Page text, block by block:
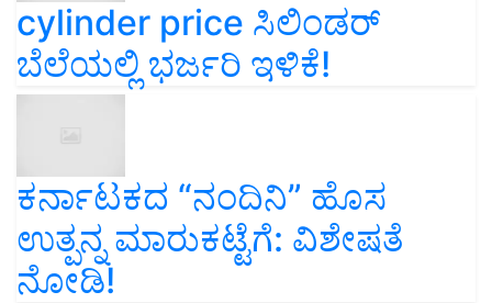
cylinder price ಸಿಲಿಂಡರ್‌
ಬೆಲೆಯಲ್ಲಿ ಭರ್ಜರಿ ಇಳಿಕೆ!
ಕರ್ನಾಟಕದ “ನಂದಿನಿ” ಹೊಸ
ಉತ್ಪನ್ನ ಮಾರುಕಟ್ಟೆಗೆ: ವಿಶೇಷತೆ
ನೋಡಿ!